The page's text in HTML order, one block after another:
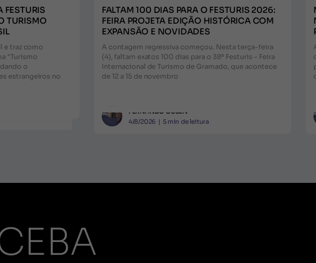
FESTURIS
TURISMO
e traz como
"Turismo
o
estrangeiros no
FALTAM 100 DIAS PARA O FESTURIS 2026:
FEIRA PROJETA EDIÇÃO HISTÓRICA COM
EXPANSÃO E NOVIDADES
A contagem regressiva começou. Nesta terça-feira
(4), faltam exatos 100 dias para o 38º Festuris – Feira
Internacional de Turismo de Gramado, que acontece
de 12 a 15 de novembro
FERNANDO GUSEN
4/8/2026 | 5 min de leitura